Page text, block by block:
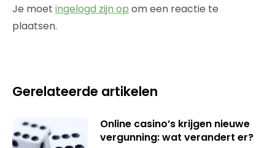
Je moet ingelogd zijn op om een reactie te
plaatsen.
Gerelateerde artikelen
Online casino’s krijgen nieuwe
vergunning: wat verandert er?